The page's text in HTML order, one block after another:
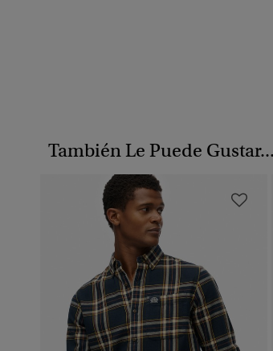
También Le Puede Gustar...